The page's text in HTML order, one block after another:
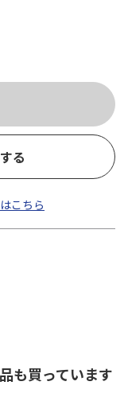
る
こちら
も買っています